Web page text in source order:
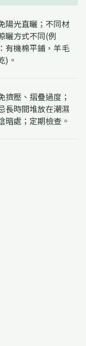
陽光直曬；不同材
曬方式不同(例
有機棉平鋪，羊毛
)。
擠壓、摺疊過度；
長時間堆放在潮濕
暗處；定期檢查。